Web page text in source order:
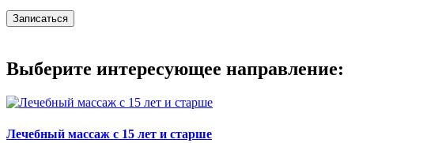
Выберите интересующее направление:
Лечебный массаж с 15 лет и старше